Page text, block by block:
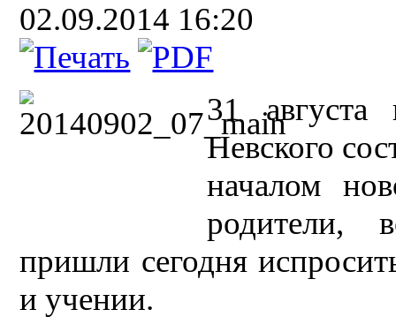
02.09.2014 16:20
31 августа
Невского
началом
родители,
пришли сегодня
и учении.